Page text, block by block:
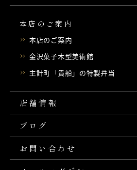
本店のご案内
本店のご案内
金沢菓子木型美術館
主計町「貴船」の特製弁当
店舗情報
ブログ
お問い合わせ